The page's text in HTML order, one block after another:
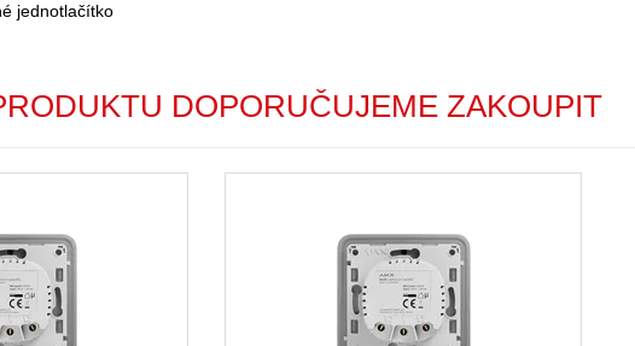
jednotlačítko
DOPORUČUJEME ZAKOUPIT